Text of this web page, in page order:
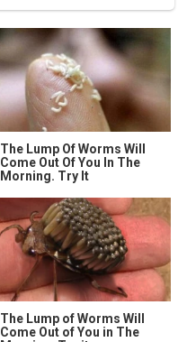
The Lump Of Worms Will
Come Out Of You In The
Morning. Try It
The Lump of Worms Will
Come Out of You in The